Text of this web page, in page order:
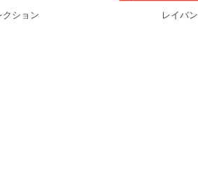
クション レイバン